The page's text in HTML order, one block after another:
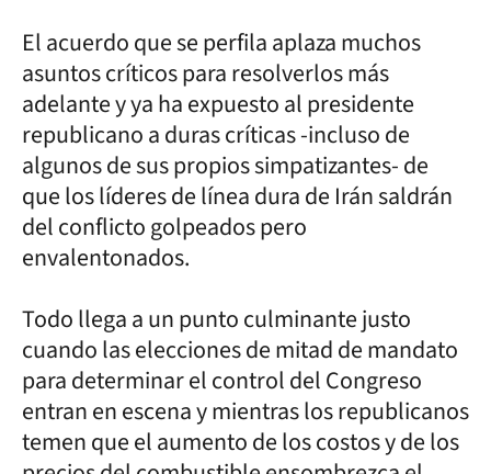
El acuerdo que se perfila aplaza muchos
asuntos críticos para resolverlos más
adelante y ya ha expuesto al presidente
republicano a duras críticas -incluso de
algunos de sus propios simpatizantes- de
que los líderes de línea dura de Irán saldrán
del conflicto golpeados pero
envalentonados.
Todo llega a un punto culminante justo
cuando las elecciones de mitad de mandato
para determinar el control del Congreso
entran en escena y mientras los republicanos
temen que el aumento de los costos y de los